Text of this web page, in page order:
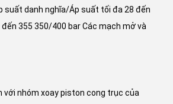
suất danh nghĩa/Áp suất tối đa 28 đến
355 350/400 bar Các mạch mở và
với nhóm xoay piston cong trục của